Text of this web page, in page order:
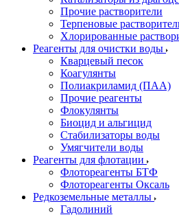
Прочие растворители
Терпеновые
Хлорированные
Реагенты для очистки воды
Кварцевый песок
Коагулянты
Полиакриламид (ПАА)
Прочие реагенты
Флокулянты
Биоцид и альгицид
Стабилизаторы воды
Умягчители воды
Реагенты для флотации
Флотореагенты БТФ
Флотореагенты Оксаль
Редкоземельные металлы
Гадолиний